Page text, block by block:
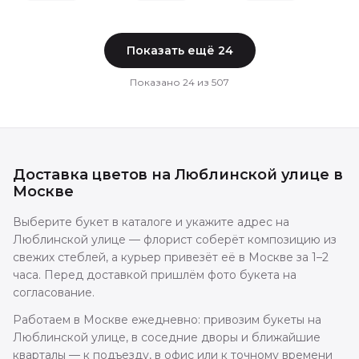
Показать ещё 24
Показано 24 из 507
Доставка цветов на Люблинской улице в
Москве
Выберите букет в каталоге и укажите адрес на
Люблинской улице — флорист соберёт композицию из
свежих стеблей, а курьер привезёт её в Москве за 1–2
часа. Перед доставкой пришлём фото букета на
согласование.
Работаем в Москве ежедневно: привозим букеты на
Люблинской улице, в соседние дворы и ближайшие
кварталы — к подъезду, в офис или к точному времени